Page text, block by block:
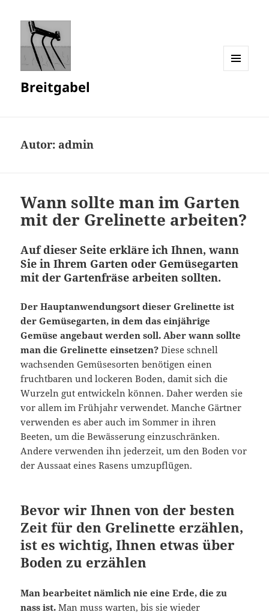
Breitgabel
Autor: admin
Wann sollte man im Garten
mit der Grelinette arbeiten?
Auf dieser Seite erkläre ich Ihnen, wann
Sie in Ihrem Garten oder Gemüsegarten
mit der Gartenfräse arbeiten sollten.
Der Hauptanwendungsort dieser Grelinette ist
der Gemüsegarten, in dem das einjährige
Gemüse angebaut werden soll. Aber wann sollte
man die Grelinette einsetzen?Diese schnell
wachsenden Gemüsesorten benötigen einen
fruchtbaren und lockeren Boden, damit sich die
Wurzeln gut entwickeln können. Daher werden sie
vor allem im Frühjahr verwendet. Manche Gärtner
verwenden es aber auch im Sommer in ihren
Beeten, um die Bewässerung einzuschränken.
Andere verwenden ihn jederzeit, um den Boden vor
der Aussaat eines Rasens umzupflügen.
Bevor wir Ihnen von der besten
Zeit für den Grelinette erzählen,
ist es wichtig, Ihnen etwas über
Boden zu erzählen
Man bearbeitet nämlich nie eine Erde, die zu
nass ist. Man muss warten, bis sie wieder